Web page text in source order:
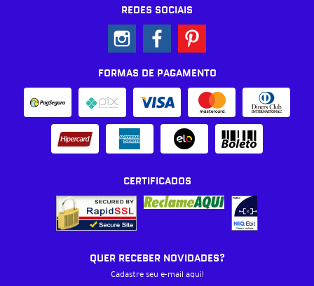
REDES SOCIAIS
FORMAS DE PAGAMENTO
CERTIFICADOS
QUER RECEBER NOVIDADES?
Cadastre seu e-mail aqui!